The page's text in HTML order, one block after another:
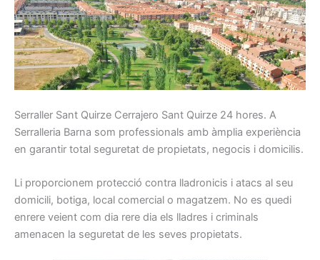
Serraller Sant Quirze Cerrajero Sant Quirze 24 hores. A
Serralleria Barna som professionals amb àmplia experiència
en garantir total seguretat de propietats, negocis i domicilis.
Li proporcionem protecció contra lladronicis i atacs al seu
domicili, botiga, local comercial o magatzem. No es quedi
enrere veient com dia rere dia els lladres i criminals
amenacen la seguretat de les seves propietats.